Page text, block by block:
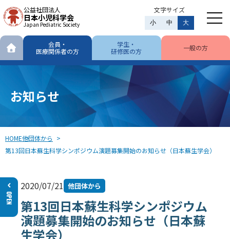
公益社団法人
日本小児科学会
Japan Pediatric Society
文字サイズ
小 中 大
会員・
医療関係者の方
学生・
研修医の方
一般の方
お知らせ
HOME他団体から
第13回日本蘇生科学シンポジウム演題募集開始のお知らせ（日本蘇生学会）
2020/07/21 他団体から
第13回日本蘇生科学シンポジウム
演題募集開始のお知らせ（日本蘇
生学会）